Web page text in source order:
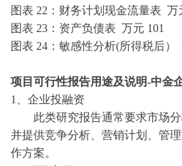
图表 22：财务计划现金流量表 万
图表 23：资产负债表 万元 101
图表 24：敏感性分析(所得税后）
项目可行性报告用途及说明-中金
1、企业投融资
此类研究报告通常要求市场分
并提供竞争分析、营销计划、管
作方案。